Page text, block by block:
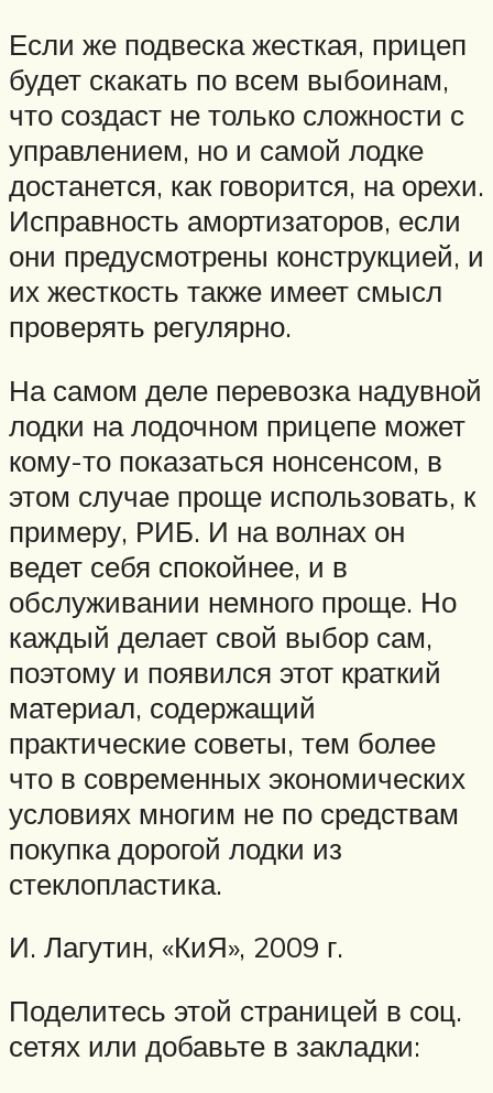
Если же подвеска жесткая, прицеп
будет скакать по всем выбоинам,
что создаст не только сложности с
управлением, но и самой лодке
достанется, как говорится, на орехи.
Исправность амортизаторов, если
они предусмотрены конструкцией, и
их жесткость также имеет смысл
проверять регулярно.
На самом деле перевозка надувной
лодки на лодочном прицепе может
кому-то показаться нонсенсом, в
этом случае проще использовать, к
примеру, РИБ. И на волнах он
ведет себя спокойнее, и в
обслуживании немного проще. Но
каждый делает свой выбор сам,
поэтому и появился этот краткий
материал, содержащий
практические советы, тем более
что в современных экономических
условиях многим не по средствам
покупка дорогой лодки из
стеклопластика.
И. Лагутин, «КиЯ», 2009 г.
Поделитесь этой страницей в соц.
сетях или добавьте в закладки: